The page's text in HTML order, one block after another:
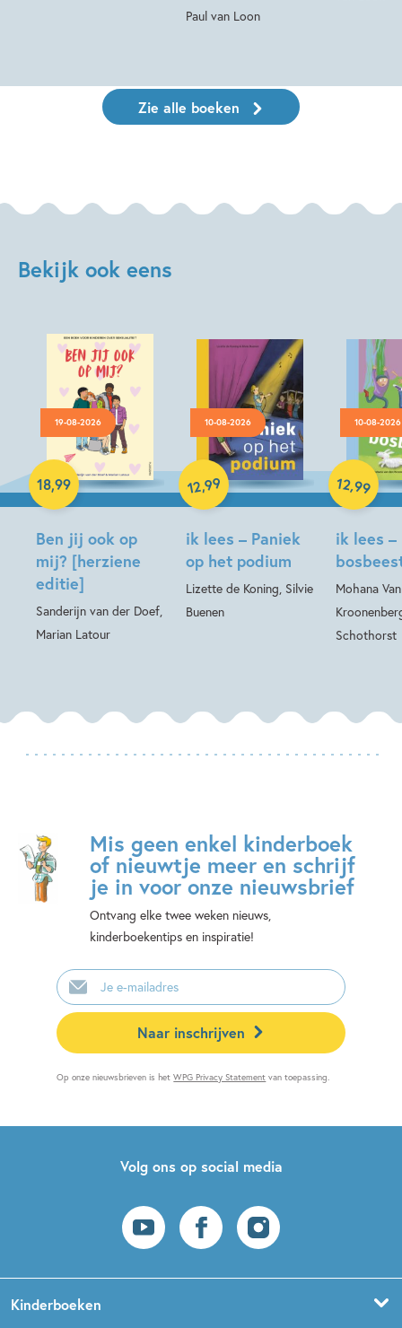
Paul van Loon
Zie alle boeken
Bekijk ook eens
19-08-2026
Ben jij ook op
mij? [herziene
editie]
Sanderijn van der Doef,
Marian Latour
18,99
Hardcover
10-08-2026
ik lees – Paniek
op het podium
Lizette de Koning, Silvie
Buenen
12,99
Hardcover
10-08-2026
ik lees –
Mohana
Schothorst
12,99
Hardcover
Mis geen enkel kinderboek
of nieuwtje meer en schrijf
je in voor onze nieuwsbrief
Ontvang elke twee weken nieuws,
kinderboekentips en inspiratie!
E-
mailadres
Naar inschrijven
Op onze nieuwsbrieven is hetWPG Privacy Statement van toepassing.
Volg ons op social media
Kinderboeken